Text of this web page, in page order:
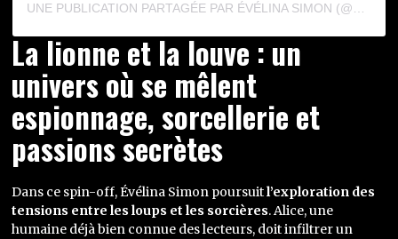
UNE PUBLICATION PARTAGÉE PAR ÉVÉLINA SIMON (@EVELINA_HARPISTE_AUTRICE)
La lionne et la louve : un
univers où se mêlent
espionnage, sorcellerie et
passions secrètes
Dans ce spin-off, Évélina Simon poursuitl’exploration des
tensions entre les loups et les sorcières. Alice, une
humaine déjà bien connue des lecteurs, doit infiltrer un